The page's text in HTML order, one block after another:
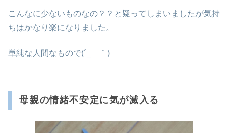
こんなに少ないものなの？？と疑ってしまいましたが気持
ちはかなり楽になりました。
単純な人間なもので(´_ゝ｀)
母親の情緒不安定に気が滅入る